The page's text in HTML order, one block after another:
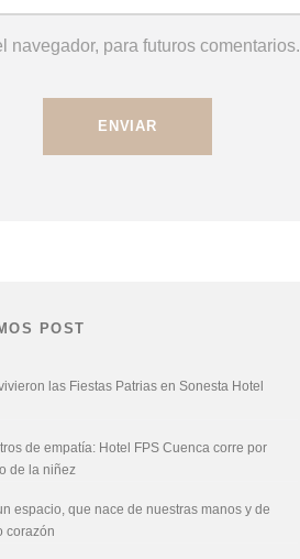
navegador, para futuros comentarios.
POST
las Fiestas Patrias en Sonesta Hotel
de empatía: Hotel FPS Cuenca corre por
de la niñez
espacio, que nace de nuestras manos y de
corazón